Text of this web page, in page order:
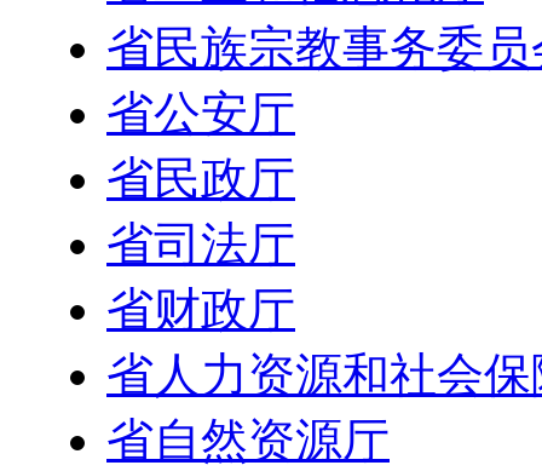
省民族宗教事务委员
省公安厅
省民政厅
省司法厅
省财政厅
省人力资源和社会
省自然资源厅